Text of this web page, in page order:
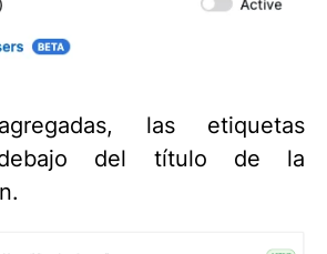
las etiquetas
debajo del título de la